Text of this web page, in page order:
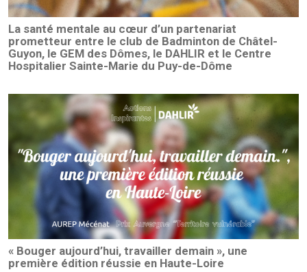
La santé mentale au cœur d’un partenariat
prometteur entre le club de Badminton de Châtel-
Guyon, le GEM des Dômes, le DAHLIR et le Centre
Hospitalier Sainte-Marie du Puy-de-Dôme
« Bouger aujourd’hui, travailler demain », une
première édition réussie en Haute-Loire